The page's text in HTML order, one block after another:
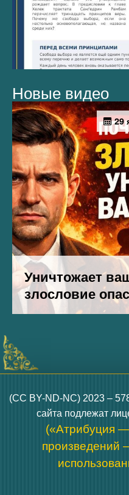
Новые видео
(CC BY-ND-NC) 2023 –
сайта подлежат
(«Атрибуция
произведений